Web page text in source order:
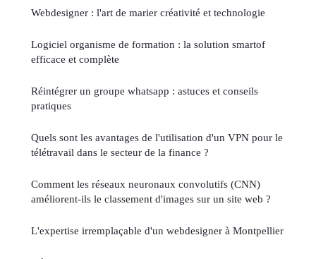
Webdesigner : l'art de marier créativité et technologie
Logiciel organisme de formation : la solution smartof
efficace et complète
Réintégrer un groupe whatsapp : astuces et conseils
pratiques
Quels sont les avantages de l'utilisation d'un VPN pour le
télétravail dans le secteur de la finance ?
Comment les réseaux neuronaux convolutifs (CNN)
améliorent-ils le classement d'images sur un site web ?
L'expertise irremplaçable d'un webdesigner à Montpellier